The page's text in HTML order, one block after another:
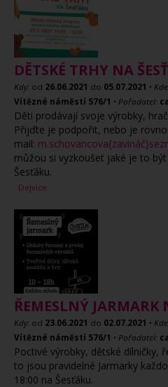
DĚTSKÉ TRHY NA
Kdy: od 26.06.2021 do 05.07.2021 •
Vítězné náměstí 576/1 • Pořadatel:
Děti prodávají svoje výrobky,
Přijďte je podpořit, nebo je
mail:
můžou si vyzkoušet jaké je to
Šesťáku.
Dejvice
ŘEMESLNÝ JARMARK
Kdy: od 23.06.2021 do 02.07.2021 •
Vítězné náměstí 576/1 • Pořadatel:
Poctivé výrobky, dětské dílničky,
to jsou pravidelné Jarmarky
18:00 na Šesťáku.